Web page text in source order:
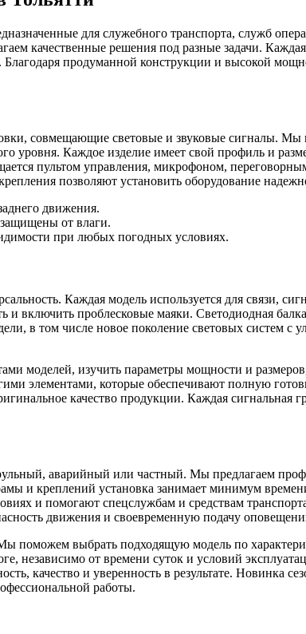
для служебного транспорта, служб
качественные решения под разные задачи.
продуманной конструкции и высокой
совмещающие световые и звуковые сигналы.
уровня. Каждое изделие имеет свой профиль и
пультом управления, микрофоном,
позволяют установить оборудование
движения.
от влаги.
при любых погодных условиях.
Каждая модель используется для связи,
включить проблесковые маяки. Светодиодная
в том числе новое поколение световых систем с
моделей, изучить параметры мощности и
элементами, которые обеспечивают полную
качество продукции. Каждая сигнальная
аварийный или частный. Мы предлагаем
и креплений установка занимает минимум
и помогают спецслужбам и средствам
движения и своевременную подачу
поможем выбрать подходящую модель по
независимо от времени суток и условий
качество и уверенность в результате. Новинка
работы.